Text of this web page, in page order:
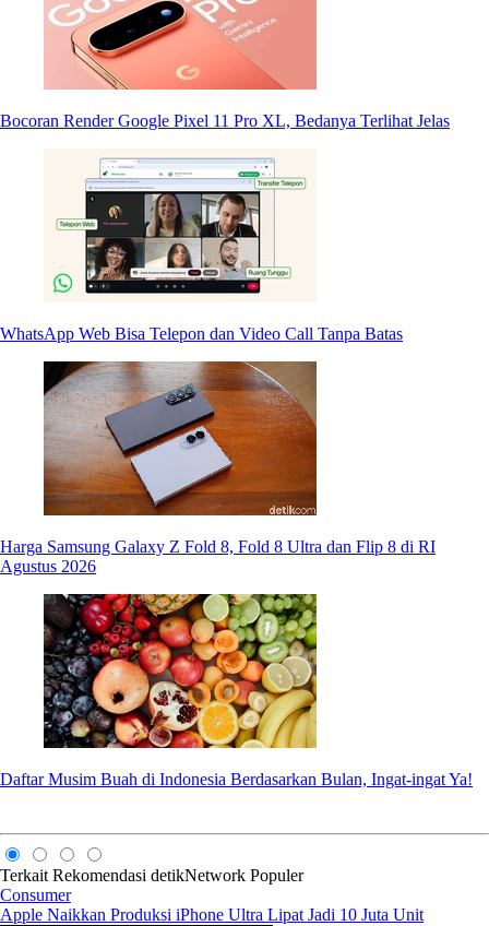
Bocoran Render Google Pixel 11 Pro XL, Bedanya Terlihat Jelas
WhatsApp Web Bisa Telepon dan Video Call Tanpa Batas
Harga Samsung Galaxy Z Fold 8, Fold 8 Ultra dan Flip 8 di RI
Agustus 2026
Daftar Musim Buah di Indonesia Berdasarkan Bulan, Ingat-ingat Ya!
Terkait Rekomendasi detikNetwork Populer
Consumer
Apple Naikkan Produksi iPhone Ultra Lipat Jadi 10 Juta Unit